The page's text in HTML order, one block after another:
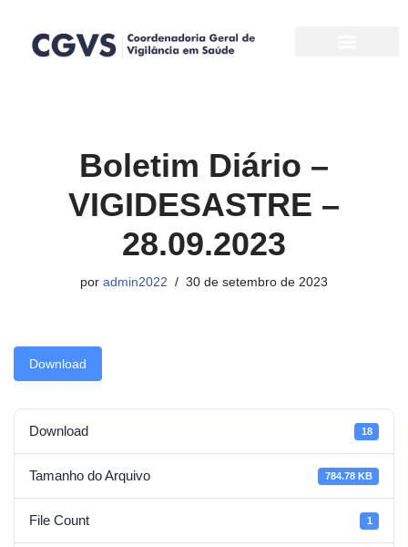
Pular
Boletim Diário –
VIGIDESASTRE –
28.09.2023
por admin2022 30 de setembro de 2023
Download
Download 18
Tamanho do Arquivo 784.78 KB
File Count 1